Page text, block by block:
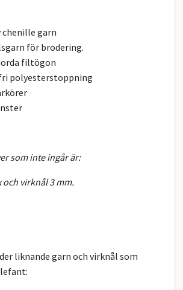
chenille garn
för brodering.
filtögon
polyesterstoppning
som inte ingår är:
och virknål 3 mm.
liknande garn och virknål som